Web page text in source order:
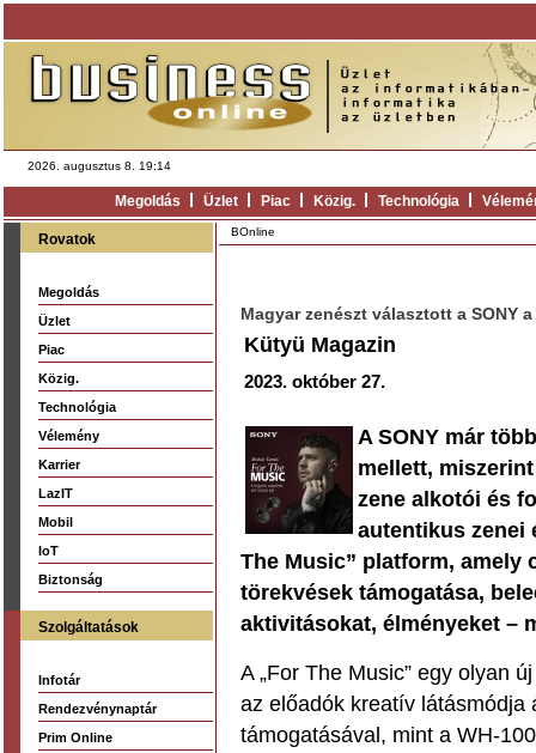
2026. augusztus 8. 19:14
Megoldás Üzlet Piac Közig. Technológia
Rovatok
Megoldás
Üzlet
Piac
Közig.
Technológia
Vélemény
Karrier
LazIT
Mobil
IoT
Biztonság
Szolgáltatások
Infotár
Rendezvénynaptár
Prim Online
BOnline
Magyar zenészt választott a SONY
Kütyü Magazin
2023. október 27.
A SONY már
mellett,
zene alkotói és
autentikus zenei
The Music” platform, amely
törekvések támogatása,
aktivitásokat, élményeket –
A „For The Music” egy olyan
az előadók kreatív látásmódja
támogatásával, mint a WH-